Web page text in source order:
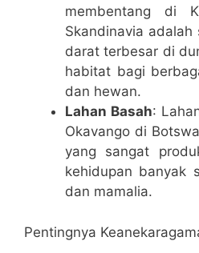
membentang di
Skandinavia
darat terbesar di
habitat bagi
dan hewan.
Lahan Basah:
Okavango di
yang sangat
kehidupan banyak
dan mamalia.
Pentingnya